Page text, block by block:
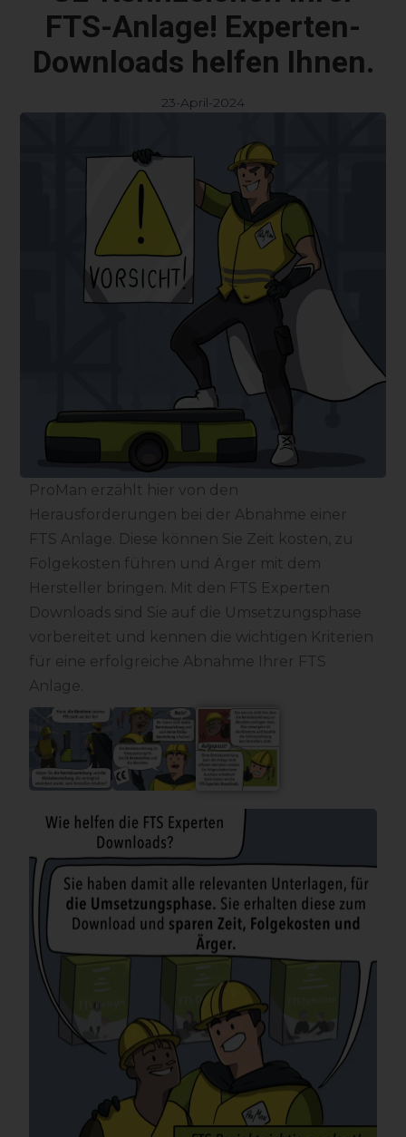
FTS-Anlage! Experten-
Downloads helfen Ihnen.
23-April-2024
ProMan erzählt hier von den
Herausforderungen bei der Abnahme einer
FTS Anlage. Diese können Sie Zeit kosten, zu
Folgekosten führen und Ärger mit dem
Hersteller bringen. Mit den FTS Experten
Downloads sind Sie auf die Umsetzungsphase
vorbereitet und kennen die wichtigen Kriterien
für eine erfolgreiche Abnahme Ihrer FTS
Anlage.